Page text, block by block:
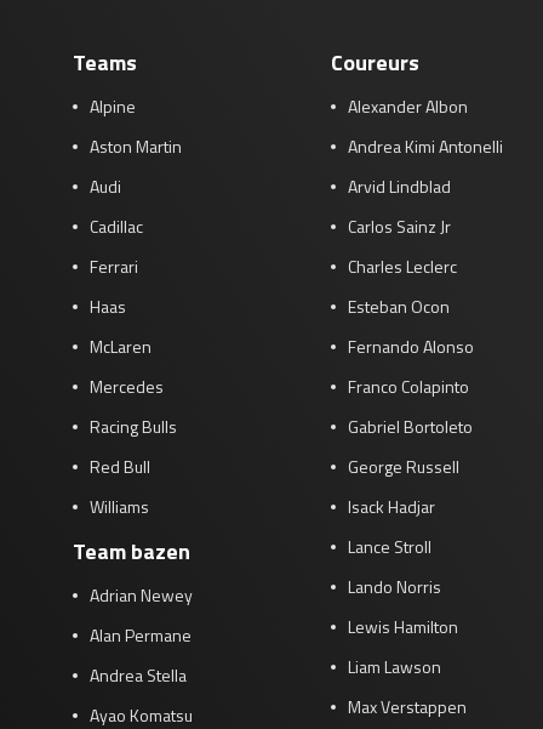
Teams
Alpine
Aston Martin
Audi
Cadillac
Ferrari
Haas
McLaren
Mercedes
Racing Bulls
Red Bull
Williams
Team bazen
Adrian Newey
Alan Permane
Andrea Stella
Ayao Komatsu
Coureurs
Alexander Albon
Andrea Kimi Antonelli
Arvid Lindblad
Carlos Sainz Jr
Charles Leclerc
Esteban Ocon
Fernando Alonso
Franco Colapinto
Gabriel Bortoleto
George Russell
Isack Hadjar
Lance Stroll
Lando Norris
Lewis Hamilton
Liam Lawson
Max Verstappen